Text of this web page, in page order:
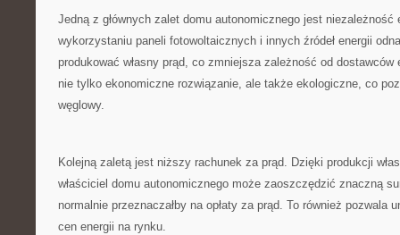
Jedną z głównych zalet domu autonomicznego jest niezależność
wykorzystaniu⁣ paneli fotowoltaicznych i ‌innych źródeł energii
produkować własny prąd, co zmniejsza zależność od
nie tylko⁤ ekonomiczne rozwiązanie, ale także ekologiczne, ⁣co
węglowy.
Kolejną zaletą​ jest ⁤niższy⁣ rachunek za prąd. Dzięki produkcji
właściciel ⁤domu autonomicznego ​może zaoszczędzić⁣ znaczną
normalnie ‌przeznaczałby na opłaty za prąd. To również pozwala
cen ⁣energii na⁤ rynku.